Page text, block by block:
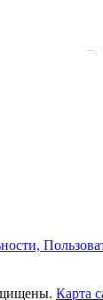
Карта